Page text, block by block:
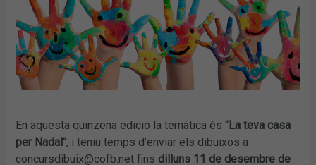
En aquesta quinzena edició la temàtica és “La teva casa
per Nadal“, i teniu temps d’enviar els dibuixos a
concursdibuix@cofb.net fins dilluns 11 de desembre de